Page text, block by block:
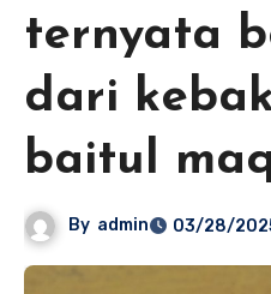
ternyata
dari
baitul
By admin 03/28/